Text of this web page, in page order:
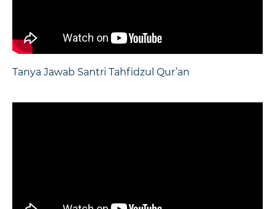
Tanya Jawab Santri Tahfidzul Qur’an